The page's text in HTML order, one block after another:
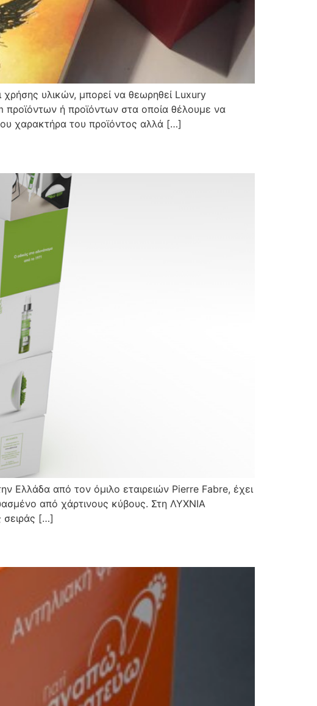
υλικών, μπορεί να θεωρηθεί Luxury
προϊόντων ή προϊόντων στα οποία θέλουμε να
χαρακτήρα του προϊόντος αλλά […]
Ελλάδα από τον όμιλο εταιρειών Pierre Fabre, έχει
από χάρτινους κύβους. Στη ΛΥΧΝΙΑ
σειράς […]